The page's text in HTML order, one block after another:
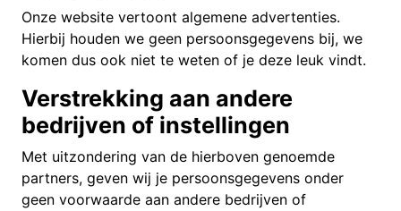
Onze website vertoont algemene advertenties.
Hierbij houden we geen persoonsgegevens bij, we
komen dus ook niet te weten of je deze leuk vindt.
Verstrekking aan andere
bedrijven of instellingen
Met uitzondering van de hierboven genoemde
partners, geven wij je persoonsgegevens onder
geen voorwaarde aan andere bedrijven of